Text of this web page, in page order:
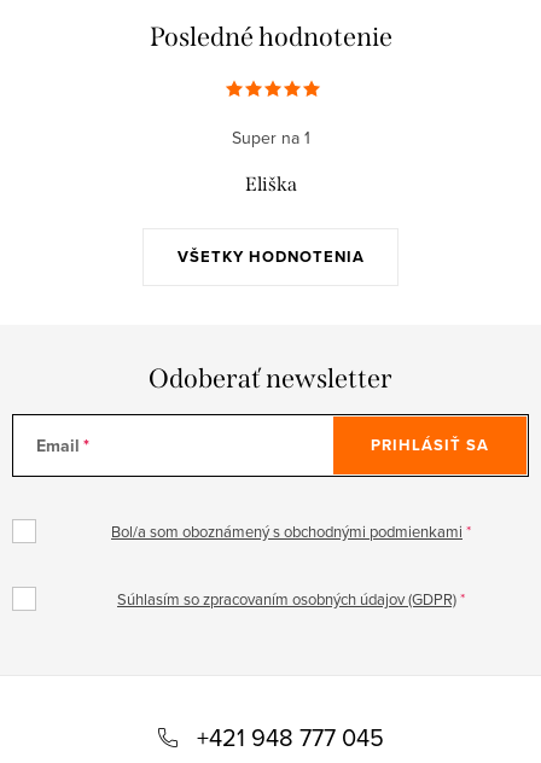
Posledné hodnotenie
VŠETKY HODNOTENIA
Super na 1
Eliška
Odoberať newsletter
Email
Bol/a som oboznámený s obchodnými podmienkami
Súhlasím so zpracovaním osobných údajov (GDPR)
PRIHLÁSIŤ SA
+421 948 777 045